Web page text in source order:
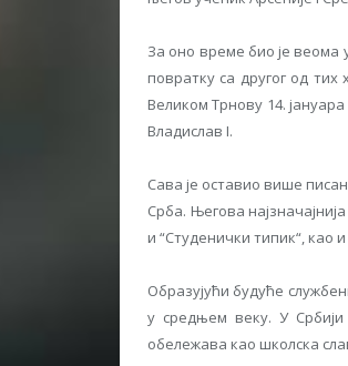
За оно време био је веома
повратку са другог од
Великом Трнову 14.
Владислав I.
Сава је оставио више
Срба. Његова
и “Студенички типик“, као
Образујући будуће
у средњем веку. У
обележава као школска